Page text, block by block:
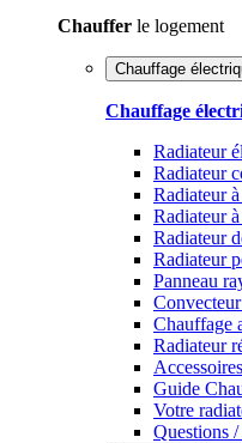
Chauffer le logement
Chauffage
Chauffage
Radiateur
Radiateur
Radiateur
Radiateur
Radiateur
Radiateur
Panneau
Convecteur
Chauffage
Radiateur
Guide
Votre
Questions